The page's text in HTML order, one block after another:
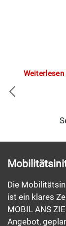
Weiterlesen
Die
ist ein klares
MOBIL ANS
Angebot,